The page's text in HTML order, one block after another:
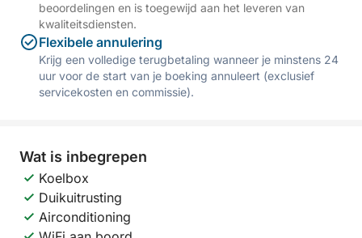
beoordelingen en is toegewijd aan het leveren van
kwaliteitsdiensten.
Flexibele annulering
Krijg een volledige terugbetaling wanneer je minstens 24
uur voor de start van je boeking annuleert (exclusief
servicekosten en commissie).
Wat is inbegrepen
Koelbox
Duikuitrusting
Airconditioning